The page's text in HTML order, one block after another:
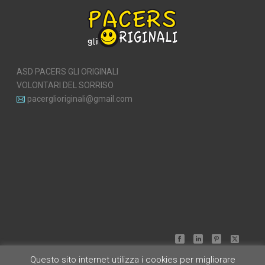
ASD PACERS GLI ORIGINALI
VOLONTARI DEL SORRISO
pacerglioriginali@gmail.com
Questo sito internet utilizza i cookies per migliorare